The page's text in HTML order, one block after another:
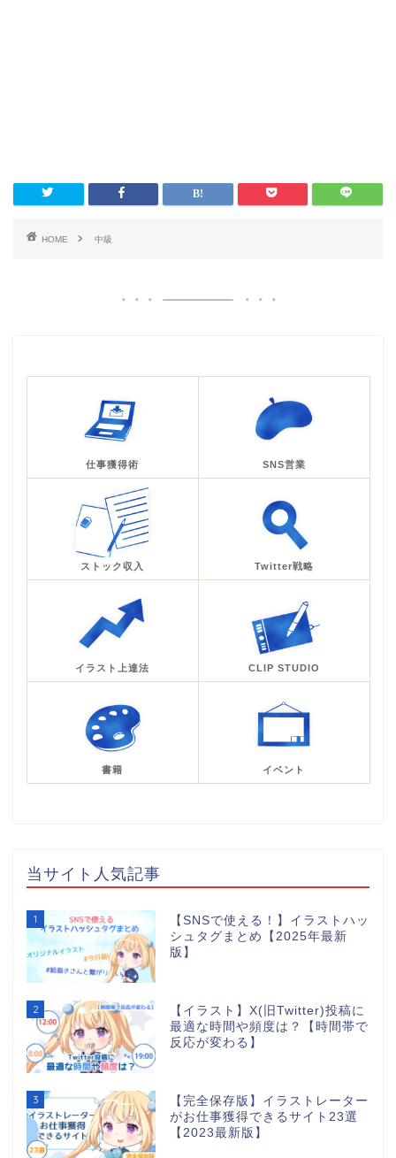
HOME 中級
仕事獲得術 SNS営業
ストック収入 Twitter戦略
イラスト上達法 CLIP STUDIO
書籍 イベント
当サイト人気記事
1
【SNSで使える！】イラストハッ
シュタグまとめ【2025年最新
版】
2
【イラスト】X(旧Twitter)投稿に
最適な時間や頻度は？【時間帯で
反応が変わる】
3
【完全保存版】イラストレーター
がお仕事獲得できるサイト23選
【2023最新版】